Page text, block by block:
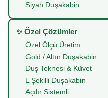
Siyah Duşakabin
✨ Özel Çözümler
Özel Ölçü Üretim
Gold / Altın Duşakabin
Duş Teknesi & Küvet
L Şekilli Duşakabin
Açılır Sistemli